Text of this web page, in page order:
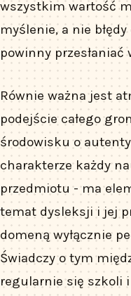
wszystkim wartość
myślenie, a nie
powinny przesłaniać
Równie ważna jest
podejście całego
środowisku o
charakterze każdy
przedmiotu - ma
temat dysleksji i jej
domeną wyłącznie
Świadczy o tym
regularnie się szkoli i